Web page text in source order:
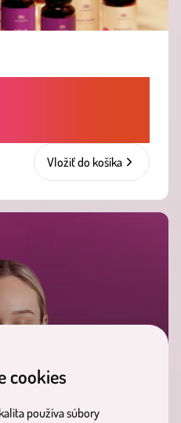
cookies
používa súbory
Vložiť do košíka